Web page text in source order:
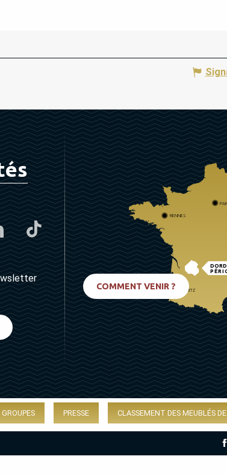
RENNES
BIARRITZ
COMMENT VENIR ?
GROUPES PRESSE CLASSEMENT DES MEUBLÉS